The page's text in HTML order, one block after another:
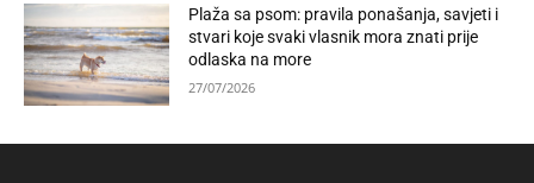
Plaža sa psom: pravila ponašanja, savjeti i
stvari koje svaki vlasnik mora znati prije
odlaska na more
27/07/2026